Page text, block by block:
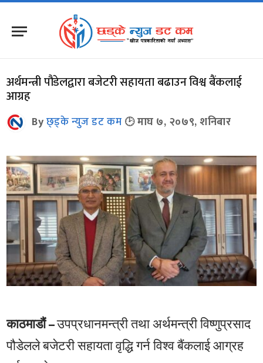
अर्थमन्त्री पौडेलद्वारा बजेटरी सहायता बढाउन विश्व बैंकलाई
आग्रह
Byछ्ड्के न्युज डट कम माघ ७, २०७९, शनिबार
काठमाडौं –उपप्रधानमन्त्री तथा अर्थमन्त्री विष्णुप्रसाद
पौडेलले बजेटरी सहायता वृद्धि गर्न विश्व बैंकलाई आग्रह